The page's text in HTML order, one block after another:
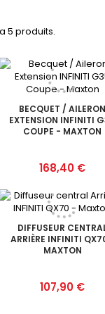
5 produits.
BECQUET / AILERON
EXTENSION INFINITI
COUPE - MAXTON
Prix
168,40 €
DIFFUSEUR
ARRIÈRE INFINITI
MAXTON
Prix
107,90 €